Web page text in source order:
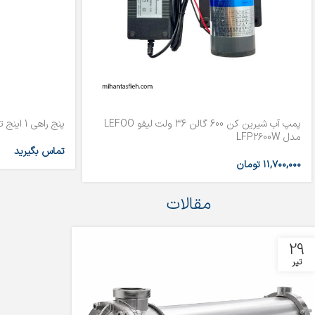
پمپ آب شیرین کن 600 گالن 36 ولت لیفو LEFOO
مدل LFP2600W
۱۱,۷۰۰,۰۰۰ تومان
پنج راهی 1 اینج تمام برنجی دیزل ساز مدل DS-5Way
تماس بگیرید
مقالات
29
تیر